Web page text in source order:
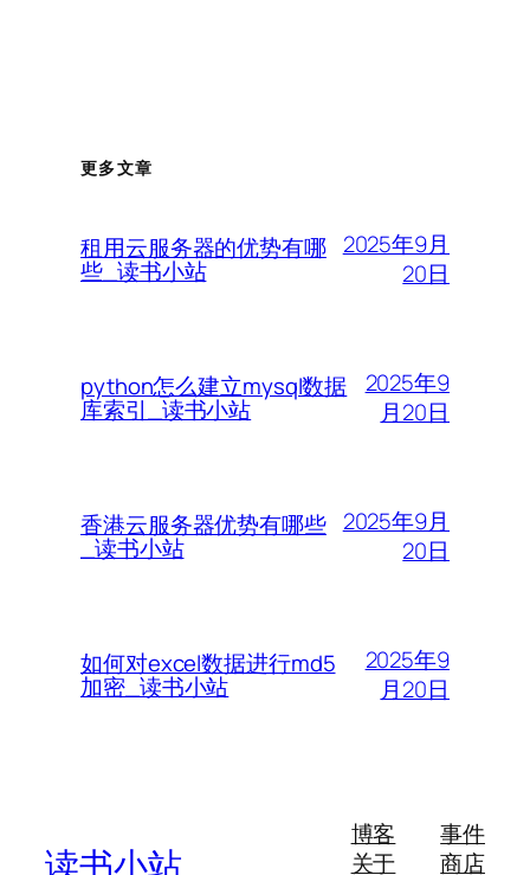
更多文章
租用云服务器的优势有哪
些_读书小站
2025年9月
20日
python怎么建立mysql数据
库索引_读书小站
2025年9
月20日
香港云服务器优势有哪些
_读书小站
2025年9月
20日
如何对excel数据进行md5
加密_读书小站
2025年9
月20日
读书小站
博客
关于
事件
商店